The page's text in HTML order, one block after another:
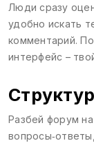
Люди сразу
удобно искать
комментарий.
интерфейс –
Разбей форум